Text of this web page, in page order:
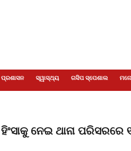
ପ୍ରଶାସନ ସ୍ୱାସ୍ଥ୍ୟ ଗସିପ ସ୍ପେଶାଲ
ନେଇ ଥାନା ପରିସରରେ